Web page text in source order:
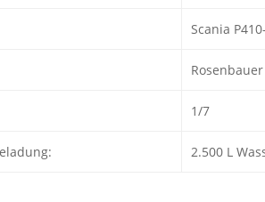
Scania
Rosenbauer
1/7
2.500 L